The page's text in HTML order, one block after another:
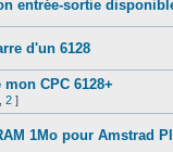
entrée-sortie
d'un 6128
CPC 6128+
2 ]
1Mo pour Amstrad